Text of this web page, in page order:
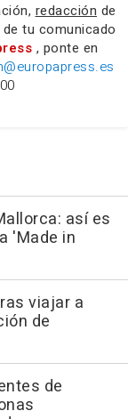
redacción de
de tu comunicado
, ponte en
así es
'Made in
viajar a
de
de